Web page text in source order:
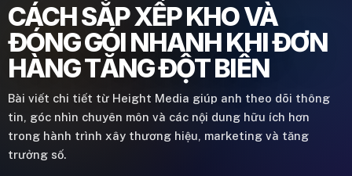
CÁCH SẮP XẾP KHO VÀ
ĐÓNG GÓI NHANH KHI ĐƠN
HÀNG TĂNG ĐỘT BIẾN
Bài viết chi tiết từ Height Media giúp anh theo dõi thông
tin, góc nhìn chuyên môn và các nội dung hữu ích hơn
trong hành trình xây thương hiệu, marketing và tăng
trưởng số.